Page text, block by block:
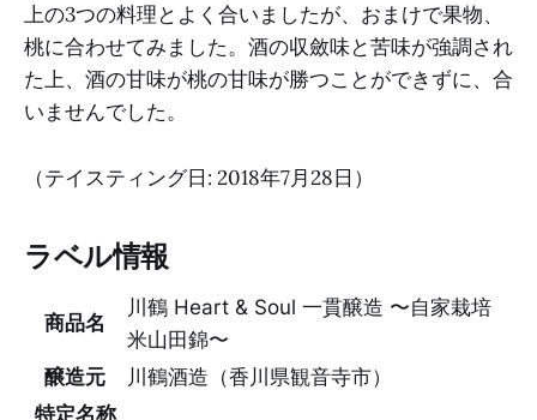
上の3つの料理とよく合いましたが、おまけで果物、
桃に合わせてみました。酒の収斂味と苦味が強調され
た上、酒の甘味が桃の甘味が勝つことができずに、合
いませんでした。
（テイスティング日: 2018年7月28日）
ラベル情報
商品名
川鶴 Heart & Soul 一貫醸造 〜自家栽培
米山田錦〜
醸造元
川鶴酒造（香川県観音寺市）
特定名称